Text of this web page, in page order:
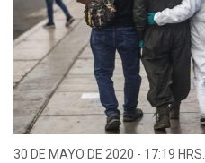
30 DE MAYO DE 2020 - 17:19 HRS.